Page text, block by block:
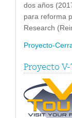
dos años
para reforma
Research
Proyecto-
Proyecto